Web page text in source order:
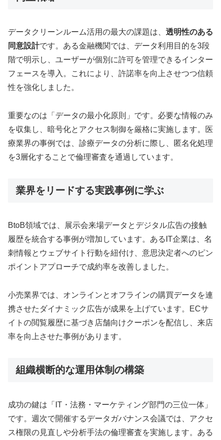
データクリーンルーム活用の最大の課題は、 透明性のある
同意設計です。ある金融機関では、データ利用目的を3段
階で明示し、ユーザーが個別に許可を管理できるインター
フェースを導入。これにより、許諾率を向上させつつ信頼
性を強化しました。
重要なのは「データの最小化原則」です。必要な情報のみ
を収集し、暗号化とアクセス制御を厳格に実施します。医
療業界の事例では、診療データの分析に際し、匿名化処理
を3層化することで倫理審査を通過しています。
業界をリードする実践事例に学ぶ
BtoB領域では、展示会来場データとデジタル広告の接触
履歴を統合する事例が増加しています。あるIT企業は、名
刺情報とウェブサイト行動を紐付け、意思決定者へのピン
ポイントアプローチで成約率を改善しました。
小売業界では、オンラインとオフラインの購買データを連
携させたダイナミック広告が成果を上げています。ECサ
イトの閲覧履歴に基づき店舗向けクーポンを配信し、来店
率を向上させた事例があります。
組織横断的な運用体制の構築
成功の鍵は「IT・法務・マーケティング部門の三位一体」
です。週次で開催するデータガバナンス会議では、アクセ
ス権限の見直しや分析手法の倫理審査を実施します。ある